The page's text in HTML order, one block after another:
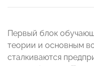
Первый блок
теории и основным
сталкиваются